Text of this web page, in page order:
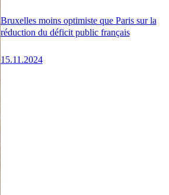
Bruxelles moins optimiste que Paris sur la
réduction du déficit public français
15.11.2024